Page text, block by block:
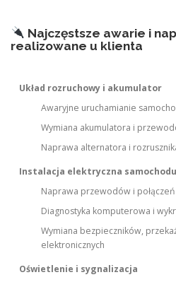
Najczęstsze awarie i
realizowane u klienta
Układ rozruchowy i akumulator
Awaryjne uruchamianie
Wymiana akumulatora i
Naprawa alternatora i
Instalacja elektryczna samochodu
Naprawa przewodów i
Diagnostyka komputerowa i
Wymiana bezpieczników,
elektronicznych
Oświetlenie i sygnalizacja